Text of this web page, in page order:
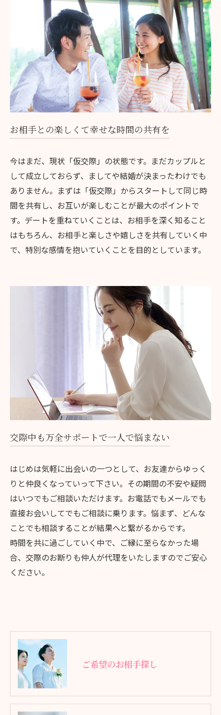
お相手との楽しくて幸せな時間の共有を
今はまだ、現状「仮交際」の状態です。まだカップルと
して成立しておらず、ましてや結婚が決まったわけでも
ありません。まずは「仮交際」からスタートして同じ時
間を共有し、お互いが楽しむことが最大のポイントで
す。デートを重ねていくことは、お相手を深く知ること
はもちろん、お相手と楽しさや嬉しさを共有していく中
で、特別な感情を抱いていくことを目的としています。
交際中も万全サポートで一人で悩まない
はじめは気軽に出会いの一つとして、お友達からゆっく
りと仲良くなっていって下さい。その期間の不安や疑問
はいつでもご相談いただけます。お電話でもメールでも
直接お会いしてでもご相談に乗ります。悩まず、どんな
ことでも相談することが結果へと繋がるからです。
時間を共に過ごしていく中で、ご縁に至らなかった場
合、交際のお断りも仲人が代理をいたしますのでご安心
ください。
ご希望のお相手探し